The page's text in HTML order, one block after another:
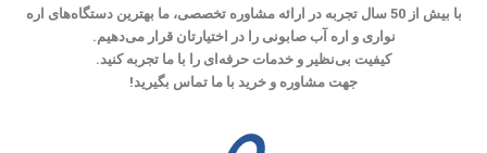
با بیش از 50 سال تجربه در ارائه مشاوره تخصصی، ما بهترین دستگاه‌های اره
نواری و اره آب صابونی را در اختیارتان قرار می‌دهیم.
کیفیت بی‌نظیر و خدمات حرفه‌ای را با ما تجربه کنید.
جهت مشاوره و خرید با ما تماس بگیرید!